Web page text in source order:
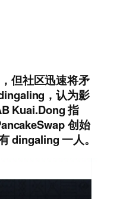
但社区迅速将矛
，认为影
Kuai.Dong 指
创始
dingaling 一人。